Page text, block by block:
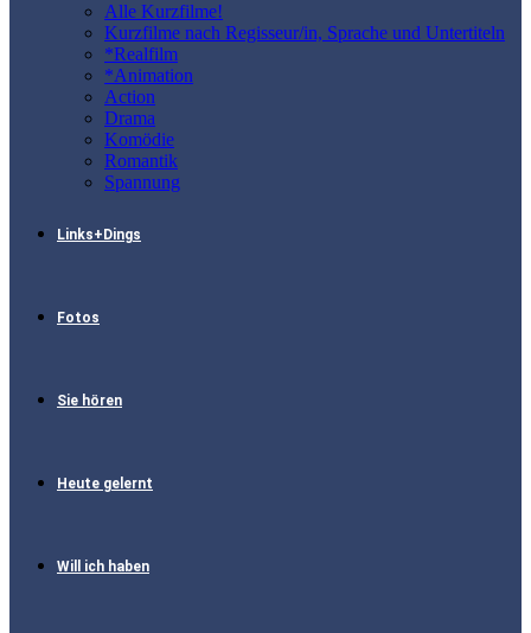
Alle Kurzfilme!
Kurzfilme nach Regisseur/in, Sprache und Untertiteln
*Realfilm
*Animation
Action
Drama
Komödie
Romantik
Spannung
Links+Dings
Fotos
Sie hören
Heute gelernt
Will ich haben